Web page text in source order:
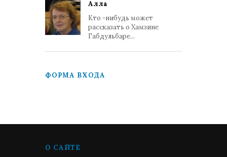
Алла
Кто -нибудь может
рассказать о Хамзине
Габдульбаре...
ФОРМА ВХОДА
О САЙТЕ